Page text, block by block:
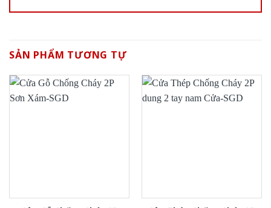
SẢN PHẨM TƯƠNG TỰ